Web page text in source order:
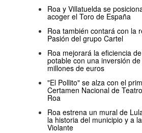
Roa y Villatuelda se
acoger el Toro de España
Roa también contará con la
Pasión del grupo Cartel
Roa mejorará la eficiencia
potable con una inversión
millones de euros
"El Pollito" se alza con el
Certamen Nacional de
Roa
Roa estrena un mural de
la historia del municipio y a
Violante